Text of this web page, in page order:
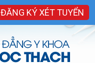
ĐĂNG KÝ XÉT TUYỂN